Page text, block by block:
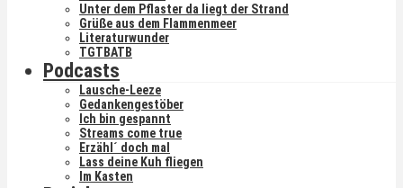
Unter dem Pflaster da liegt der Strand
Grüße aus dem Flammenmeer
Literaturwunder
TGTBATB
Podcasts
Lausche-Leeze
Gedankengestöber
Ich bin gespannt
Streams come true
Erzähl´ doch mal
Lass deine Kuh fliegen
Im Kasten